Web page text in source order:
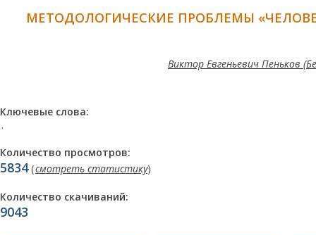
МЕТОДОЛОГИЧЕСКИЕ ПРОБЛЕМЫ
Виктор Евгеньевич Пеньков
Ключевые слова:
.
Количество просмотров:
5834(смотреть статистику)
Количество скачиваний:
9043